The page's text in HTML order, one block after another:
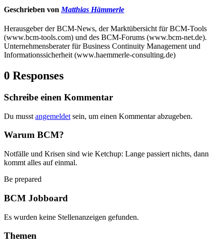
Geschrieben von Matthias Hämmerle
Herausgeber der BCM-News, der Marktübersicht für BCM-Tools
(www.bcm-tools.com) und des BCM-Forums (www.bcm-net.de).
Unternehmensberater für Business Continuity Management und
Informationssicherheit (www.haemmerle-consulting.de)
0 Responses
Schreibe einen Kommentar
Du musst angemeldet sein, um einen Kommentar abzugeben.
Warum BCM?
Notfälle und Krisen sind wie Ketchup: Lange passiert nichts, dann
kommt alles auf einmal.
Be prepared
BCM Jobboard
Es wurden keine Stellenanzeigen gefunden.
Themen